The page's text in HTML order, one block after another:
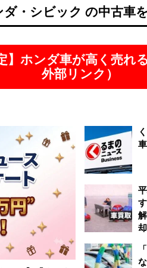
ダ・シビック の中古車
】ホンダ車が高く売れ
外部リンク）